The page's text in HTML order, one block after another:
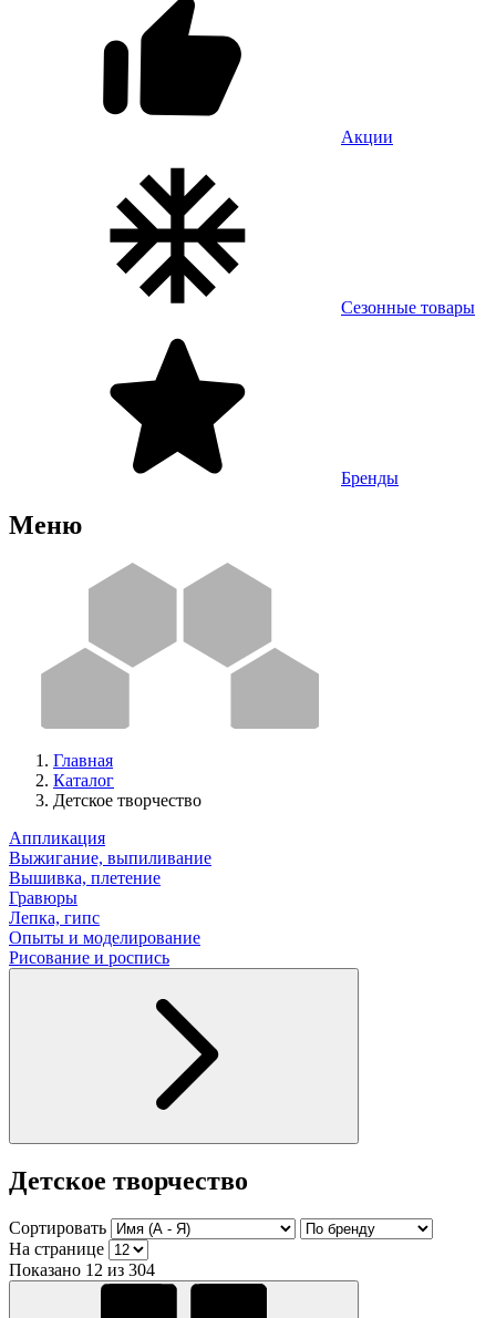
Акции
Сезонные товары
Бренды
Меню
Главная
Каталог
Детское творчество
Аппликация
Выжигание, выпиливание
Вышивка, плетение
Гравюры
Лепка, гипс
Опыты и моделирование
Рисование и роспись
Детское творчество
Сортировать
На странице
Показано 12 из 304